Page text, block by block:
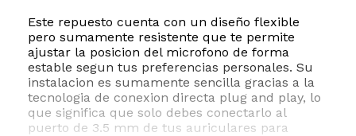
Este repuesto cuenta con un diseño flexible
pero sumamente resistente que te permite
ajustar la posicion del microfono de forma
estable segun tus preferencias personales. Su
instalacion es sumamente sencilla gracias a la
tecnologia de conexion directa plug and play, lo
que significa que solo debes conectarlo al
puerto de 3.5 mm de tus auriculares para